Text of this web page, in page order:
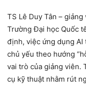
TS Lê Duy Tân –
Trường Đại học Quốc
định, việc ứng dụng AI
chủ yếu theo hướng
vai trò của giảng viên.
cụ kỹ thuật nhằm rút